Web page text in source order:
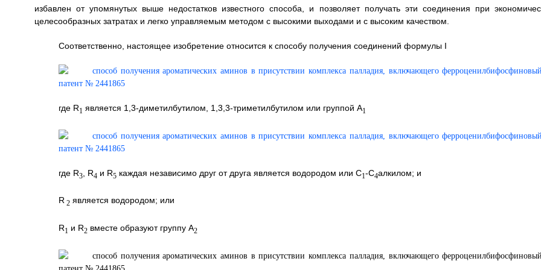
избавлен от упомянутых выше недостатков известного способа, и позволяет получать эти соединения при
целесообразных затратах и легко управляемым методом с высокими выходами и с высоким качеством.
Соответственно, настоящее изобретение относится к способу получения соединений формулы I
где R1 является 1,3-диметилбутилом, 1,3,3-триметилбутилом или группой A1
где R3, R4 и R5 каждая независимо друг от друга является водородом или C1 -C4алкилом; и
R2является водородом; или
R1 и R2вместе образуют группу A2